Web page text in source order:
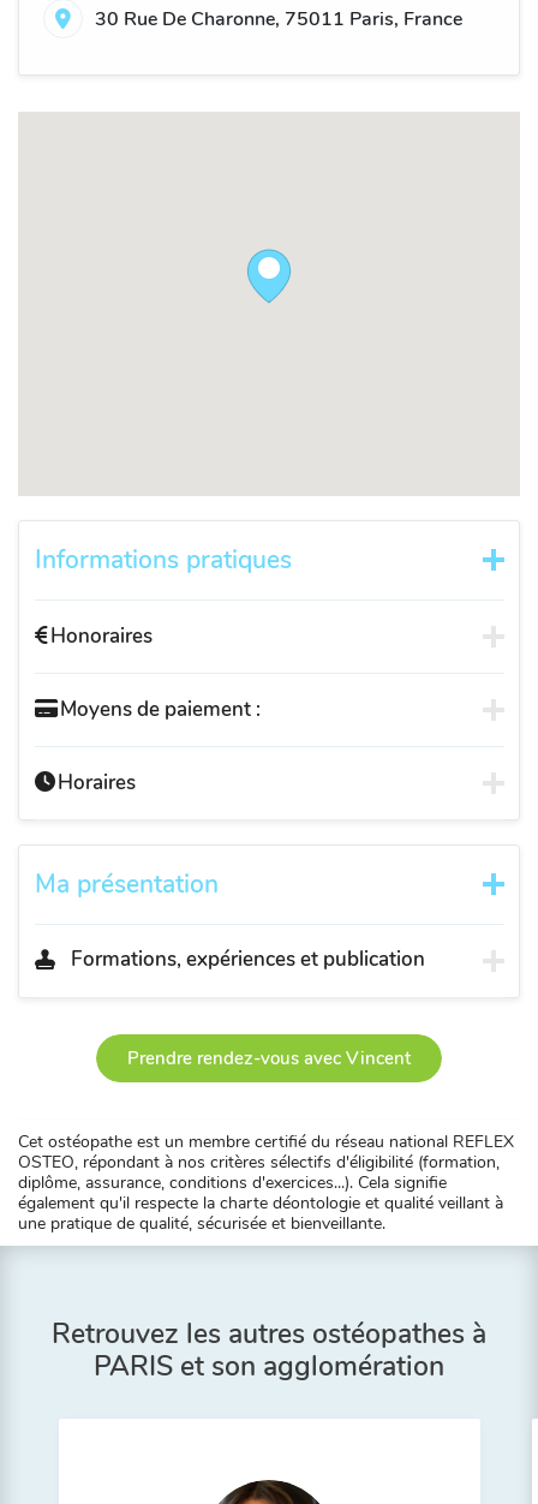
30 Rue De Charonne, 75011 Paris, France
Informations pratiques
Honoraires
Moyens de paiement :
Horaires
Ma présentation
Formations, expériences et publication
Prendre rendez-vous avec Vincent
Cet ostéopathe est un membre certifié du réseau national REFLEX
OSTEO, répondant à nos critères sélectifs d'éligibilité (formation,
diplôme, assurance, conditions d'exercices...). Cela signifie
également qu'il respecte la charte déontologie et qualité veillant à
une pratique de qualité, sécurisée et bienveillante.
Retrouvez les autres ostéopathes à
PARIS et son agglomération